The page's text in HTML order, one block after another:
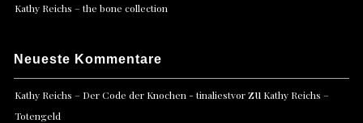
Kathy Reichs – the bone collection
Neueste Kommentare
Kathy Reichs – Der Code der Knochen - tinaliestvorzu Kathy Reichs –
Totengeld